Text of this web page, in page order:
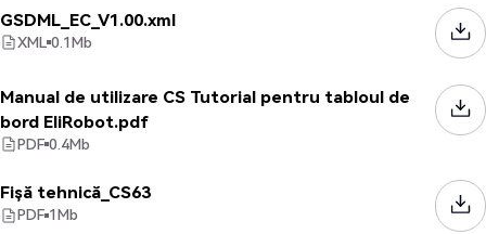
GSDML_EC_V1.00.xml
XML 0.1Mb
Manual de utilizare CS Tutorial pentru tabloul de
bord EliRobot.pdf
PDF 0.4Mb
Fișă tehnică_CS63
PDF 1Mb